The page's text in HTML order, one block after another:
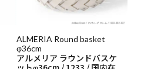
ALMERIA Round basket
φ36cm
アルメリア ラウンドバスケ